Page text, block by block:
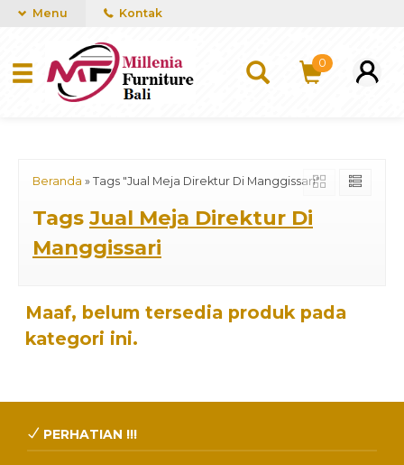
mUCn7CwGawCVTvwq7a99f4AgACOVgZvYEW65FFSDBf0
Menu Kontak
0
Beranda » Tags "Jual Meja Direktur Di Manggissari"
Tags Jual Meja Direktur Di
Manggissari
Maaf, belum tersedia produk pada
kategori ini.
PERHATIAN !!!